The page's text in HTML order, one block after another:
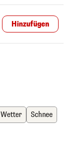
Hinzufügen
Wetter Schnee